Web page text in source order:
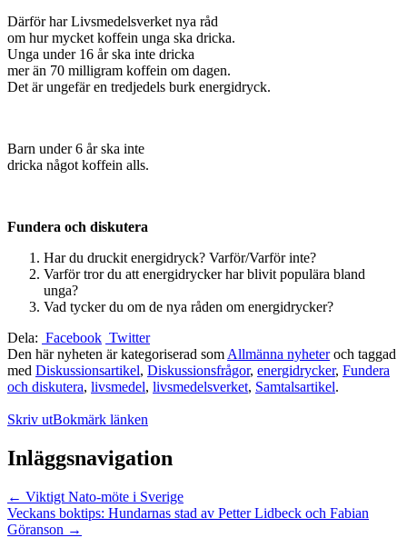
Därför har Livsmedelsverket nya råd
om hur mycket koffein unga ska dricka.
Unga under 16 år ska inte dricka
mer än 70 milligram koffein om dagen.
Det är ungefär en tredjedels burk energidryck.
Barn under 6 år ska inte
dricka något koffein alls.
Fundera och diskutera
Har du druckit energidryck? Varför/Varför inte?
Varför tror du att energidrycker har blivit populära bland
unga?
Vad tycker du om de nya råden om energidrycker?
Dela: Facebook Twitter
Den här nyheten är kategoriserad som Allmänna nyheteroch taggad
med Diskussionsartikel, Diskussionsfrågor, energidrycker, Fundera
och diskutera, livsmedel, livsmedelsverket, Samtalsartikel.
Skriv utBokmärk länken
Inläggsnavigation
← Viktigt Nato-möte i Sverige
Veckans boktips: Hundarnas stad av Petter Lidbeck och Fabian
Göranson →